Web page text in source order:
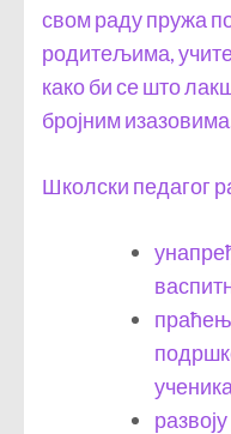
свом раду пружа
родитељима,
како би се што
бројним
Школски педагог
ученика